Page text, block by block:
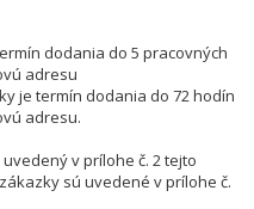
dodania do 5 pracovných
adresu
je termín dodania do 72 hodín
adresu.
v prílohe č. 2 tejto
sú uvedené v prílohe č.